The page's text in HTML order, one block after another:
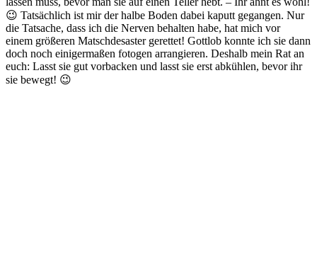
😉 Tatsächlich ist mir der halbe Boden dabei kaputt gegangen. Nur
die Tatsache, dass ich die Nerven behalten habe, hat mich vor
einem größeren Matschdesaster gerettet! Gottlob konnte ich sie dann
doch noch einigermaßen fotogen arrangieren. Deshalb mein Rat an
euch: Lasst sie gut vorbacken und lasst sie erst abkühlen, bevor ihr
sie bewegt! 😉